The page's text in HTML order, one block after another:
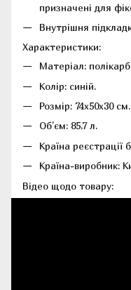
призначені для
Внутрішня
Характеристики:
Матеріал:
Колір: синій.
Розмір: 74х50х30 см.
Об'єм: 85,7 л.
Країна реєстрації
Країна-виробник:
Відео щодо товару: